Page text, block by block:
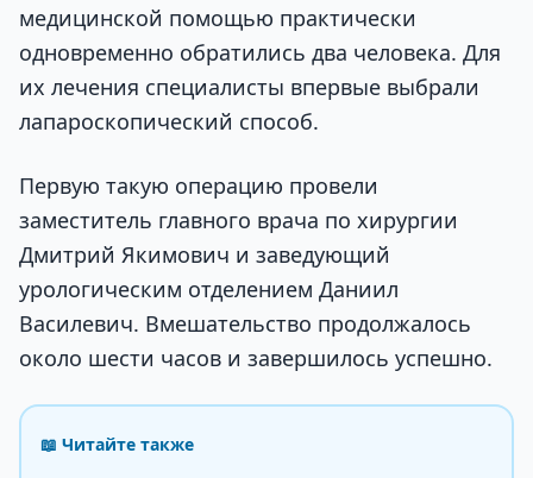
медицинской помощью практически
одновременно обратились два человека. Для
их лечения специалисты впервые выбрали
лапароскопический способ.
Первую такую операцию провели
заместитель главного врача по хирургии
Дмитрий Якимович и заведующий
урологическим отделением Даниил
Василевич. Вмешательство продолжалось
около шести часов и завершилось успешно.
📖 Читайте также